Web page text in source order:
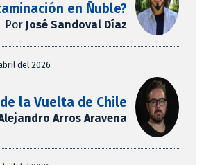
en Ñuble?
Por José Sandoval Díaz
del 2026
la Vuelta de Chile
Arros Aravena